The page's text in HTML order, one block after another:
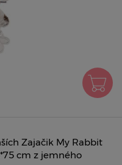
Zajačik My Rabbit
cm z jemného